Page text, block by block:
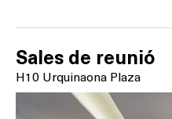
Activitats
On?
Sales de reunió
H10 Urquinaona Plaza